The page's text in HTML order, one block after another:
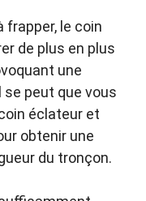
frapper, le coin
de plus en plus
une
peut que vous
éclateur et
obtenir une
du tronçon.